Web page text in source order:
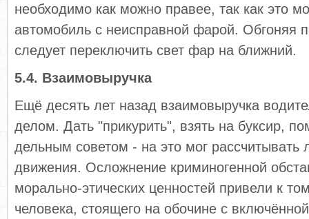
необходимо как можно правее, так как это
автомобиль с неисправной фарой. Обгоняя
следует переключить свет фар на ближний.
5.4. Взаимовыручка
Ещё десять лет назад взаимовыручка
делом. Дать "прикурить", взять на буксир,
дельным советом - на это мог рассчитывать
движения. Осложнение криминогенной
морально-этических ценностей привели к
человека, стоящего на обочине с